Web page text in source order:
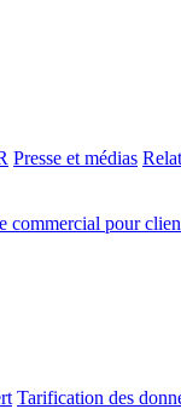
Presse et médias
commercial pour
Tarification des